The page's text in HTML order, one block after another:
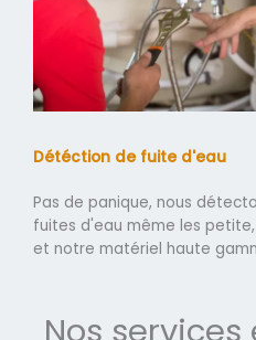
Détéction de fuite d'eau
Pas de panique, nous
fuites d'eau même les
et notre matériel haute
Nos services